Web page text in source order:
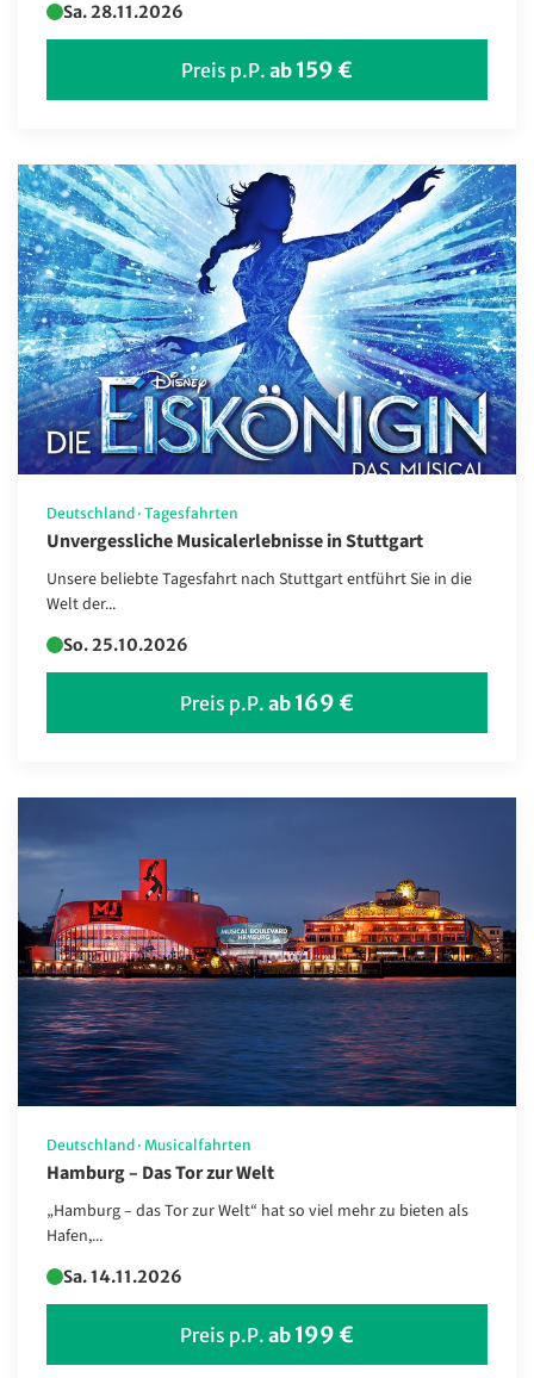
Frankreich
Griechenland
Irland
Island
Italien
Kanada
Kap Verde
Karibik
Kroatien
Liechtenstein
Litauen
Marokko
Mauritius
Monaco
Monaco
Montenegro
Nepal
Niederlande
Norwegen
Polen
Portugal
Rumänien
Schweden
Schweiz
Simbabwe
Slowakei
Spanien
Tschechien
USA
Sa. 28.11.2026
Preis p.P. ab 159 €
Deutschland · Tagesfahrten
Unvergessliche Musicalerlebnisse in Stuttgart
Unsere beliebte Tagesfahrt nach Stuttgart entführt Sie in die
Welt der...
So. 25.10.2026
Preis p.P. ab 169 €
Deutschland · Musicalfahrten
Hamburg – Das Tor zur Welt
„Hamburg – das Tor zur Welt“ hat so viel mehr zu bieten als
Hafen,...
Sa. 14.11.2026
Preis p.P. ab 199 €